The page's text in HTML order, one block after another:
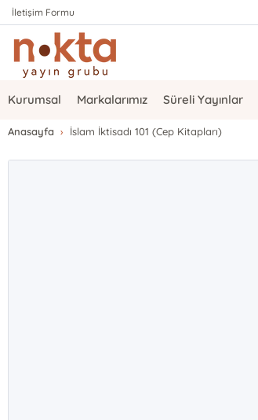
İletişim Formu
Kurumsal Markalarımız Süreli Yayınlar
Anasayfa İslam İktisadı 101 (Cep Kitapları)